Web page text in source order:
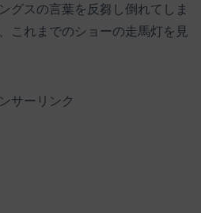
グスの言葉を反芻し倒れてしま
これまでのショーの走馬灯を見
サーリンク